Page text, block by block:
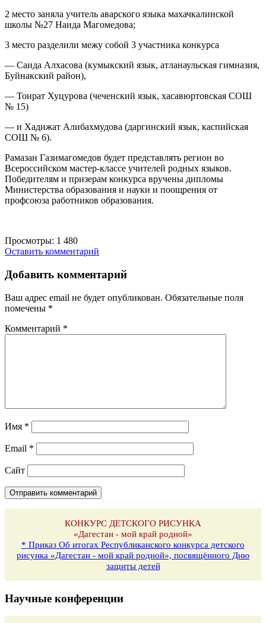
2 место заняла учитель аварского языка махачкалинской
школы №27 Наида Магомедова;
3 место разделили межу собой 3 участника конкурса
— Саида Алхасова (кумыкский язык, атланаульская гимназия,
Буйнакский район),
— Тоират Хуцурова (чеченский язык, хасавюртовская СОШ
№ 15)
— и Хадижат Алибахмудова (даргинский язык, каспийская
СОШ № 6).
Рамазан Газимагомедов будет представлять регион во
Всероссийском мастер-классе учителей родных языков.
Победителям и призерам конкурса вручены дипломы
Министерства образования и науки и поощрения от
профсоюза работников образования.
Просмотры: 1 480
Оставить комментарий
Добавить комментарий
Ваш адрес email не будет опубликован. Обязательные поля
помечены *
Комментарий *
Имя *
Email *
Сайт
КОНКУРС ДЕТСКОГО РИСУНКА
«Дагестан - мой край родной»
* Приказ Об итогах Республиканского конкурса детского
рисунка «Дагестан - мой край родной», посвящённого Дню
защиты детей
Научные конференции